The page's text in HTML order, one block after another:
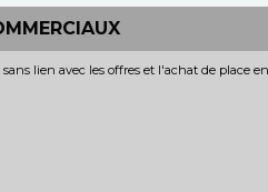
lien avec les offres et l'achat de place